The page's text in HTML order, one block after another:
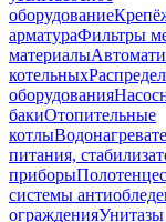
оборудование
арматураФильтры
материалы
котельных
оборудования
бакиОтопительные
котлы
питания,
приборы
системы
ограждения